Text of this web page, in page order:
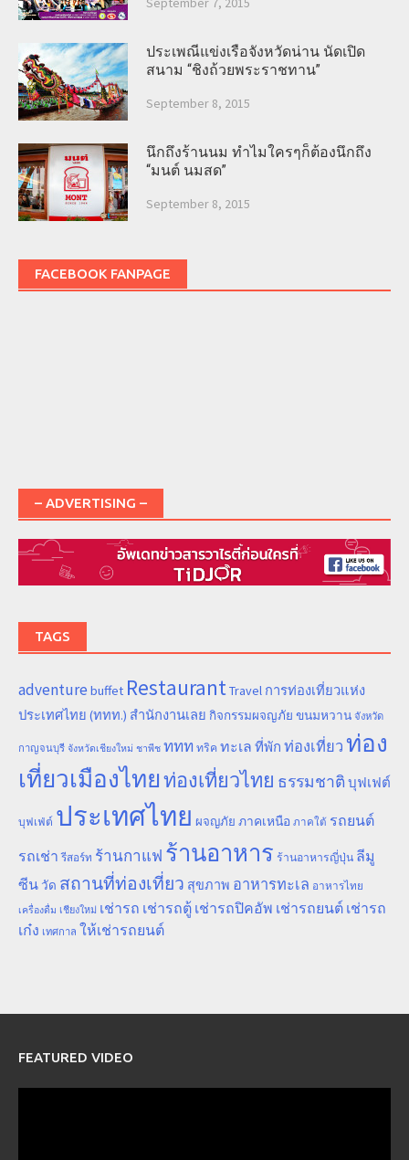
ประเพณีแข่งเรือจังหวัดน่าน นัดเปิด
สนาม “ชิงถ้วยพระราชทาน”
September 8, 2015
นึกถึงร้านนม ทำไมใครๆก็ต้องนึกถึง
“มนต์ นมสด”
September 8, 2015
FACEBOOK FANPAGE
– ADVERTISING –
TAGS
adventure buffet RestaurantTravel การท่องเที่ยวแห่ง
ประเทศไทย (ททท.) สำนักงานเลย กิจกรรมผจญภัย ขนมหวาน จังหวัด
กาญจนบุรี จังหวัดเชียงใหม่ ชาพีช ททท ทริค ทะเล ที่พัก ท่องเที่ยวท่อง
เที่ยวเมืองไทยท่องเที่ยวไทย ธรรมชาติ บุฟเฟต์
บุฟเฟ่ต์ ประเทศไทย ผจญภัย ภาคเหนือ ภาคใต้ รถยนต์
รถเช่า รีสอร์ท ร้านกาแฟ ร้านอาหาร ร้านอาหารญี่ปุ่น ลีมู
ซีน วัด สถานที่ท่องเที่ยว สุขภาพ อาหารทะเล อาหารไทย
เครื่องดื่ม เชียงใหม่ เช่ารถ เช่ารถตู้ เช่ารถปิคอัพ เช่ารถยนต์ เช่ารถ
เก๋ง เทศกาล ให้เช่ารถยนต์
FEATURED VIDEO